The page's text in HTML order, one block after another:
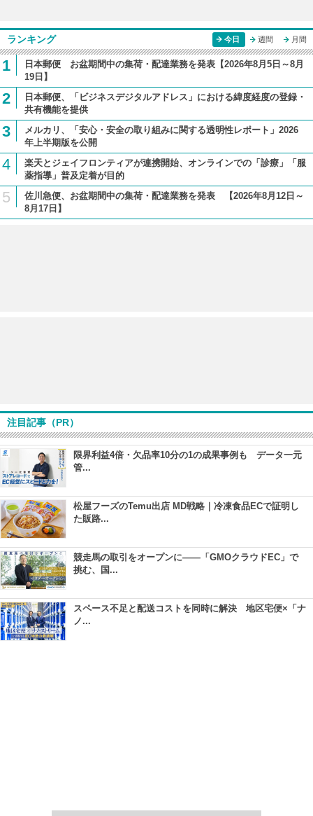
ランキング 今日 週間 月間
1
日本郵便 お盆期間中の集荷・配達業務を発表【2026年8月5日～8月
19日】
2
日本郵便、「ビジネスデジタルアドレス」における緯度経度の登録・
共有機能を提供
3
メルカリ、「安心・安全の取り組みに関する透明性レポート」2026
年上半期版を公開
4
楽天とジェイフロンティアが連携開始、オンラインでの「診療」「服
薬指導」普及定着が目的
5
佐川急便、お盆期間中の集荷・配達業務を発表 【2026年8月12日～
8月17日】
注目記事（PR）
限界利益4倍・欠品率10分の1の成果事例も データ一元
管...
松屋フーズのTemu出店 MD戦略｜冷凍食品ECで証明し
た販路...
競走馬の取引をオープンに――「GMOクラウドEC」で
挑む、国...
スペース不足と配送コストを同時に解決 地区宅便×「ナ
ノ...